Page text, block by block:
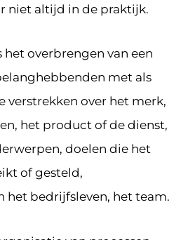
niet altijd in de praktijk.
het overbrengen van een
met als
verstrekken over het merk,
het product of de dienst,
doelen die het
of gesteld,
het bedrijfsleven, het team.